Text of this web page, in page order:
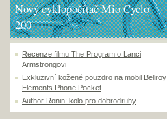
Nový cyklopočítač Mio Cyclo
200
Recenze filmu The Program o Lanci
Armstrongovi
Exkluzivní kožené pouzdro na mobil Bellroy
Elements Phone Pocket
Author Ronin: kolo pro dobrodruhy